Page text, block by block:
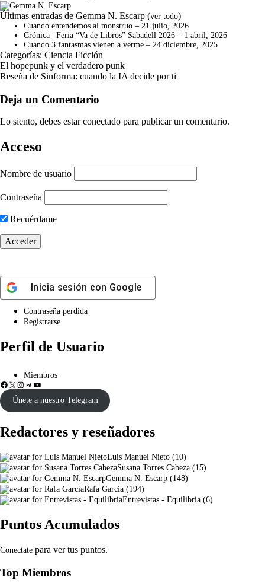
Últimas entradas de Gemma N. Escarp (ver todo)
Cuando entendemos al monstruo – 21 julio, 2026
Crónica | Feria “Va de Libros” Sabadell 2026 – 1 abril, 2026
Cuando 3 fantasmas vienen a verme – 24 diciembre, 2025
Categorías: Ciencia Ficción
El hopepunk y el verdadero punk
Reseña de Sinforma: cuando la IA decide por ti
Deja un Comentario
Lo siento, debes estarconectado para publicar un comentario.
Acceso
Nombre de usuario
Contraseña
Recuérdame
Inicia sesión con Google
Contraseña perdida
Registrarse
Perfil de Usuario
Miembros
Únete a nuestro Telegram
Redactores y reseñadores
Luis Manuel Nieto (10)
Susana Torres Cabeza (15)
Gemma N. Escarp (148)
Rafa García (194)
Entrevistas - Equilibria (6)
Puntos Acumulados
Conectate para ver tus puntos.
Top Miembros